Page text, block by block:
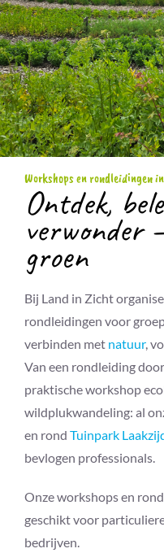
Workshops en rondleidingen
Ontdek,
verwonder
groen
Bij Land in Zicht
rondleidingen voor
verbinden met natuur,
Van een rondleiding
praktische workshop
wildplukwandeling: al
en rond Tuinpark
bevlogen professionals.
Onze workshops en
geschikt voor
bedrijven.